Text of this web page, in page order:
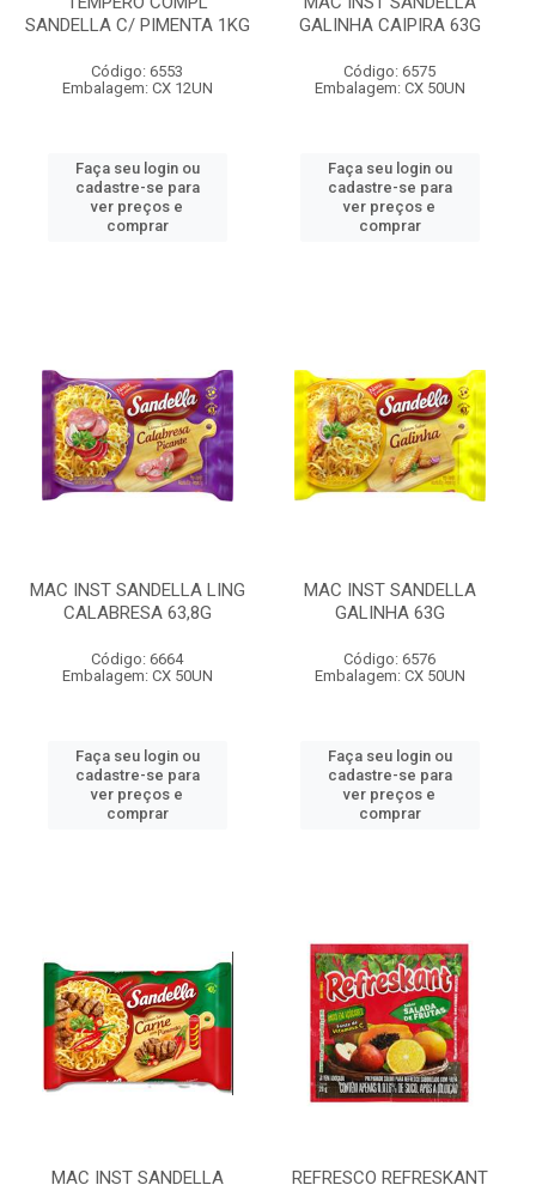
SANDELLA C/ PIMENTA 1KG
Código: 6553
Embalagem: CX 12UN
Faça seu login ou
cadastre-se para
ver preços e
comprar
GALINHA CAIPIRA 63G
Código: 6575
Embalagem: CX 50UN
Faça seu login ou
cadastre-se para
ver preços e
comprar
MAC INST SANDELLA LING
CALABRESA 63,8G
Código: 6664
Embalagem: CX 50UN
Faça seu login ou
cadastre-se para
ver preços e
comprar
MAC INST SANDELLA
GALINHA 63G
Código: 6576
Embalagem: CX 50UN
Faça seu login ou
cadastre-se para
ver preços e
comprar
MAC INST SANDELLA
REFRESCO REFRESKANT